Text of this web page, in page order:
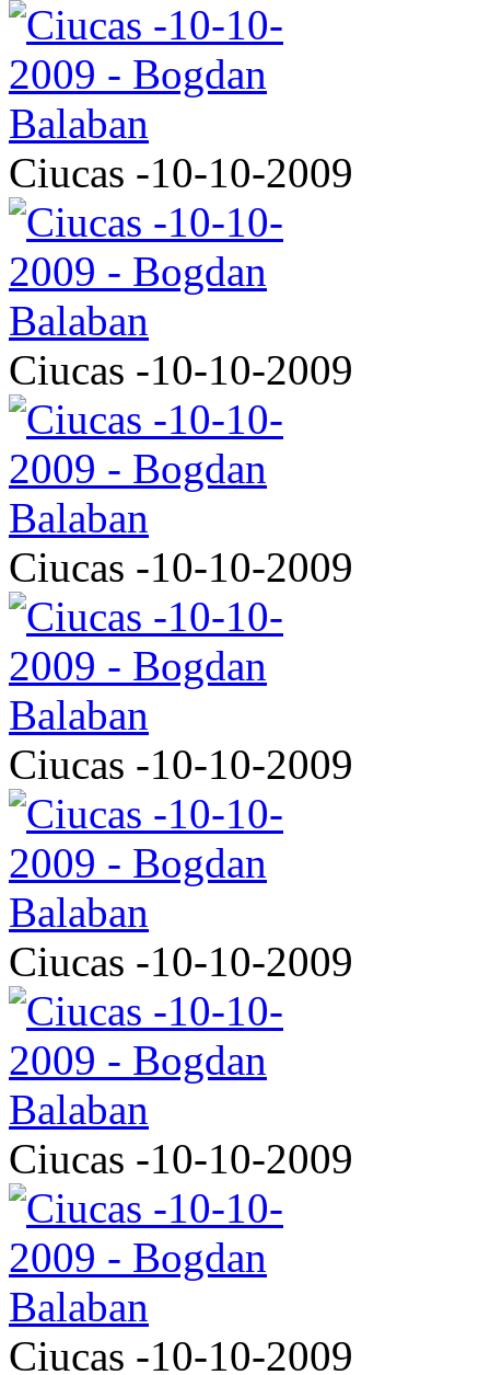
Ciucas -10-10-2009
Ciucas -10-10-2009
Ciucas -10-10-2009
Ciucas -10-10-2009
Ciucas -10-10-2009
Ciucas -10-10-2009
Ciucas -10-10-2009